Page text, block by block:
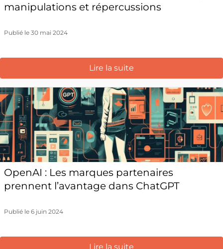
manipulations et répercussions
Publié le 30 mai 2024
Lire la suite
OpenAI : Les marques partenaires
prennent l’avantage dans ChatGPT
Publié le 6 juin 2024
Lire la suite